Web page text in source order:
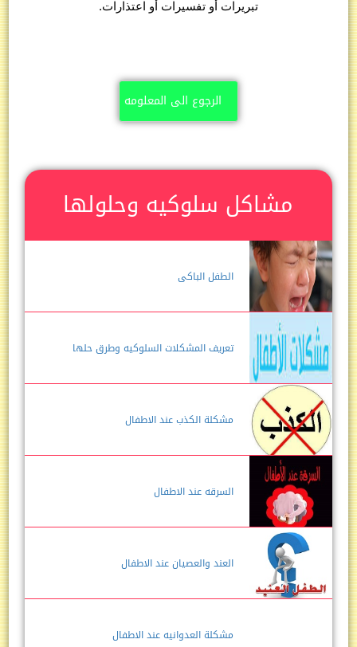
تبريرات أو تفسيرات أو اعتذارات.
الرجوع الى المعلومه
مشاكل سلوكيه وحلولها
الطفل الباكى
تعريف المشكلات السلوكيه وطرق حلها
مشكلة الكذب عند الاطفال
السرقه عند الاطفال
العند والعصيان عند الاطفال
مشكلة العدوانيه عند الاطفال